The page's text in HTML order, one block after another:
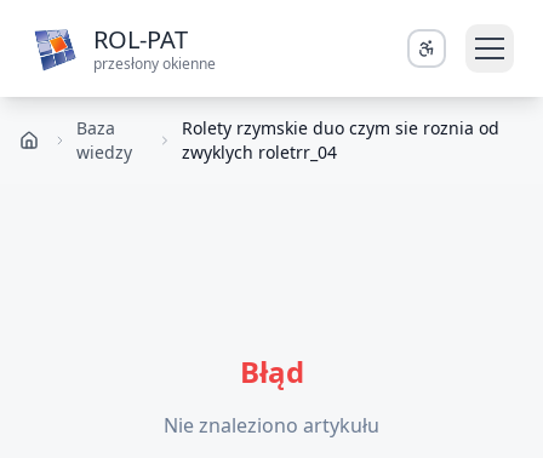
Baza
wiedzy
Rolety rzymskie duo czym sie roznia od
zwyklych roletrr_04
ROL-PAT
przesłony okienne
Błąd
Nie znaleziono artykułu